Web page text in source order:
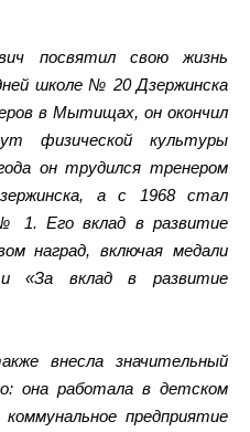
посвятил свою жизнь
школе № 20 Дзержинска
в Мытищах, он окончил
физической культуры
он трудился тренером
а с 1968 стал
1. Его вклад в развитие
наград, включая медали
«За вклад в развитие
внесла значительный
она работала в детском
предприятие